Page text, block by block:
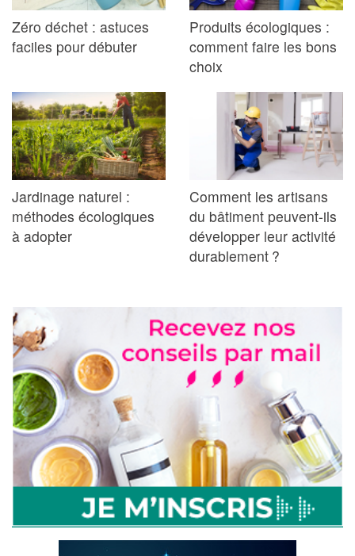
Zéro déchet : astuces
faciles pour débuter
Produits écologiques :
comment faire les bons
choix
Jardinage naturel :
méthodes écologiques
à adopter
Comment les artisans
du bâtiment peuvent-ils
développer leur activité
durablement ?